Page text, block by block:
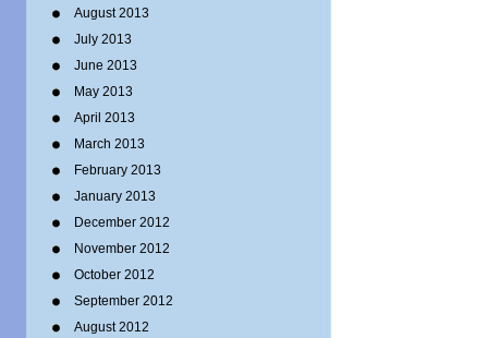
August 2013
July 2013
June 2013
May 2013
April 2013
March 2013
February 2013
January 2013
December 2012
November 2012
October 2012
September 2012
August 2012